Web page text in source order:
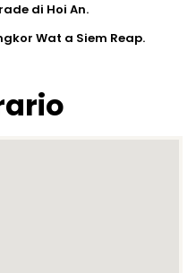
di Hoi An.
Wat a Siem Reap.